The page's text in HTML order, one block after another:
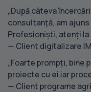
„După câteva
consultanță, am
Profesioniști, atenți
— Client digitalizare
„Foarte prompți, bine
proiecte cu ei iar
— Client programe